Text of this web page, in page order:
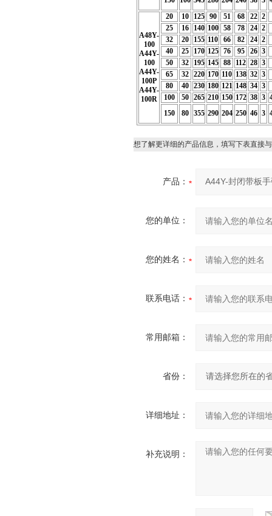
A48Y-
100
A44Y-
100
A44Y-
100P
A44Y-
100R
20 10 125 90 51 68 22 2
25
16 140 100 58 78 24 2
32
20 155 110 66 82 24 2
40
25 170 125 76 95 26 3
50
32 195 145 88 112 28 3
65
32 220 170 110 138 32 3
80
40 230 180 121 148 34 3
100
50 265 210 150 172 38 3
150
80 355 290 204 250 46 3
想了解更详细的产品信息，填写下表直接
产品：
您的单位：
您的姓名：
联系电话：
常用邮箱：
省份：
详细地址：
补充说明：